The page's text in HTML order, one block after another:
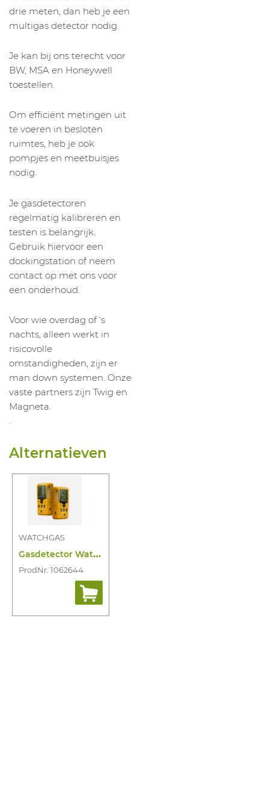
drie meten, dan heb je een
multigas detector nodig.
Je kan bij ons terecht voor
BW, MSA en Honeywell
toestellen.
Om efficiënt metingen uit
te voeren in besloten
ruimtes, heb je ook
pompjes en meetbuisjes
nodig.
Je gasdetectoren
regelmatig kalibreren en
testen is belangrijk.
Gebruik hiervoor een
dockingstation of neem
contact op met ons voor
een onderhoud.
Voor wie overdag of ‘s
nachts, alleen werkt in
risicovolle
omstandigheden, zijn er
man down systemen. Onze
vaste partners zijn Twig en
Magneta.
Alternatieven
WATCHGAS
G
asdetector Watchgas SST4 Mini 4-Gas Ir
ProdNr. 1062644